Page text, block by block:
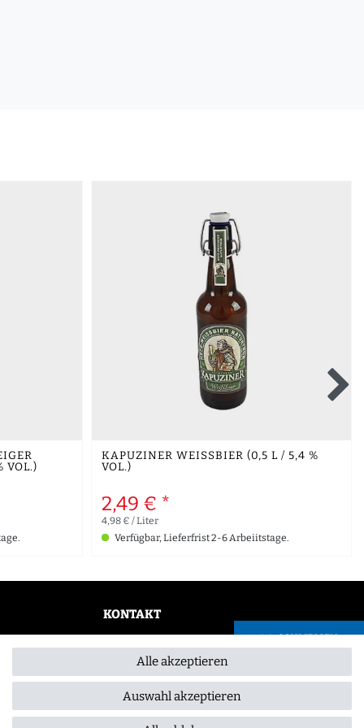
VOL.)
KAPUZINER WEISSBIER (0,5 L / 5,4 % V
OL.)
2,49 € *
4,98 € / Liter
Verfügbar, Lieferfrist 2-6 Arbeiitstage.
KONTAKT
info@gourmeo24.com
Gubener Straße 19, 03042 Cottbus
Alle akzeptieren
Auswahl akzeptieren
SCHLIESSEN